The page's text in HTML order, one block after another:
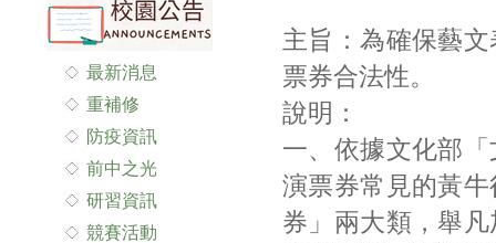
最新消息
重補修
防疫資訊
前中之光
研習資訊
競賽活動
主旨：為確保藝
票券合法性。
說明：
一、依據文化部
演票券常見的黃
券」兩大類，舉